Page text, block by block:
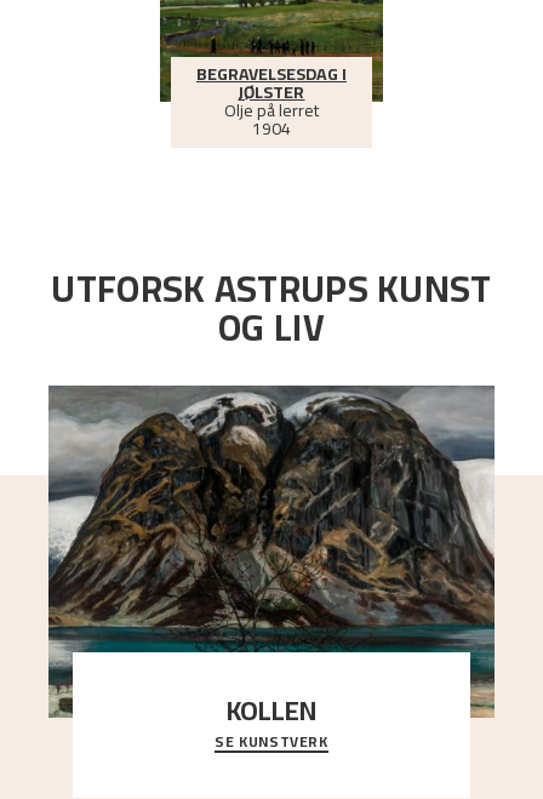
BEGRAVELSESDAG I
JØLSTER
Olje på lerret
1904
UTFORSK ASTRUPS KUNST
OG LIV
KOLLEN
Et ruvende fjell dominerer bildeflaten, og står i
sterk kontrast til det spinkle rognetreet ute
SE KUNSTVERK